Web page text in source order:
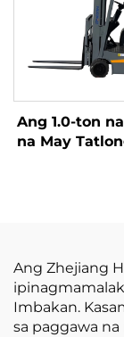
Ang 1.0-ton
na May
Presyo
Ang Zhejiang
Imbakan.
sa paggawa